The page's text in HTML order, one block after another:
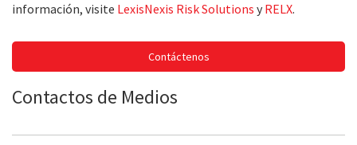
información, visite LexisNexis Risk Solutions y RELX.
Contáctenos
Contactos de Medios